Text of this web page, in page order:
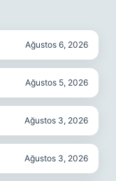
Ağustos 6, 2026
Ağustos 5, 2026
Ağustos 3, 2026
Ağustos 3, 2026